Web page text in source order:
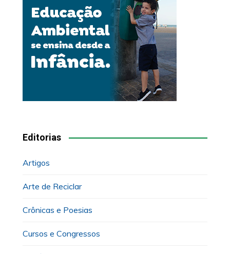
Editorias
Artigos
Arte de Reciclar
Crônicas e Poesias
Cursos e Congressos